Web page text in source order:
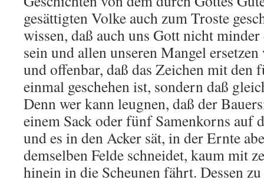
gesättigten Volke auch zum Troste
wissen, daß auch uns Gott nicht
sein und allen unseren Mangel
und offenbar, daß das Zeichen mit
einmal geschehen ist, sondern daß
Denn wer kann leugnen, daß der
einem Sack oder fünf Samenkorns auf
und es in den Acker sät, in der Ernte
demselben Felde schneidet, kaum mit
hinein in die Scheunen fährt. Dessen